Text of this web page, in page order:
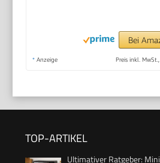
Bei
* Anzeige Preis inkl.
TOP-ARTIKEL
Ultimativer Ratgeber: